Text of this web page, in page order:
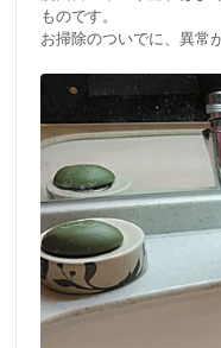
ものです。
お掃除のついでに、異常